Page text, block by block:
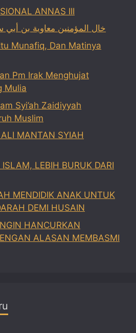
ANNAS III
خال المؤمنين معاوية بن
Munafiq, Dan Matinya
Pm Irak Menghujat
Mulia
Syi’ah Zaidiyyah
Muslim
MANTAN SYIAH
LEBIH BURUK DARI
MENDIDIK ANAK UNTUK
DEMI HUSAIN
HANCURKAN
ALASAN MEMBASMI